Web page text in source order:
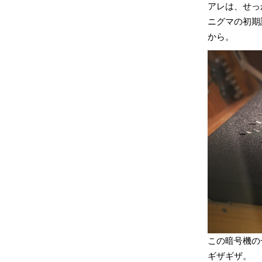
アレは、せ
ニグマの初
から。
この暗号機
ギザギザ。